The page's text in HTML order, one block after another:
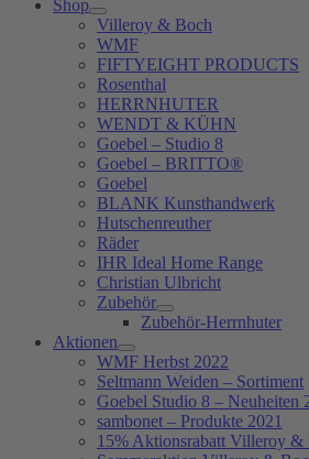
Shop
Villeroy & Boch
WMF
FIFTYEIGHT PRODUCTS
Rosenthal
HERRNHUTER
WENDT & KÜHN
Goebel – Studio 8
Goebel – BRITTO®
Goebel
BLANK Kunsthandwerk
Hutschenreuther
Räder
IHR Ideal Home Range
Christian Ulbricht
Zubehör
Zubehör-Herrnhuter
Aktionen
WMF Herbst 2022
Seltmann Weiden – Sortiment
Goebel Studio 8 – Neuheiten
sambonet – Produkte 2021
15% Aktionsrabatt Villeroy &